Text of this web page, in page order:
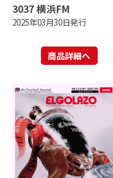
3037 横浜FM
2025年03月30日発行
商品詳細へ